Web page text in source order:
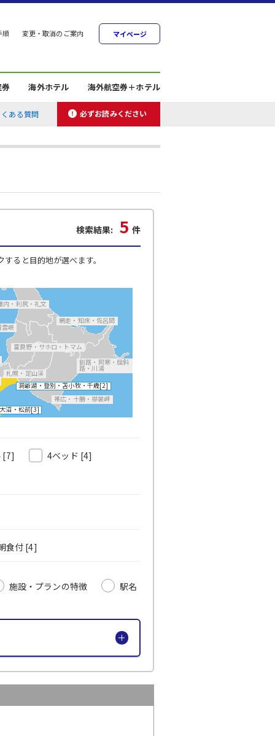
順 変更・取消のご案内 マイページ
海外ホテル 海外航空券＋ホテル
ある質問 必ずお読みください
検索結果: 5 件
ると目的地が選べます。
内・利尻・礼文
網走・知床・佐呂間
釧路・阿寒・屈斜
路・川湯
帯広・十勝・襟裳岬
雲峡
富良野・サホロ・トマム
洞爺湖・登別・苫小牧・千歳[2]
沼・松前[3]
札幌・定山渓
[7] 4ベッド [4]
食付 [4]
施設・プランの特徴 駅名